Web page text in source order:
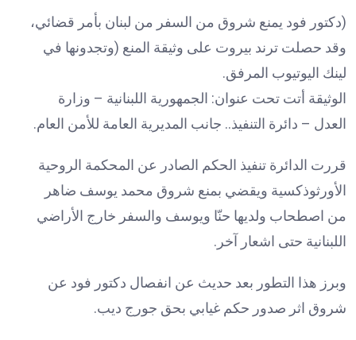
(دكتور فود يمنع شروق من السفر من لبنان بأمر قضائي،
وقد حصلت ترند بيروت على وثيقة المنع (وتجدونها في
لينك اليوتيوب المرفق.
الوثيقة أتت تحت عنوان: الجمهورية اللبنانية – وزارة
العدل – دائرة التنفيذ.. جانب المديرية العامة للأمن العام.
قررت الدائرة تنفيذ الحكم الصادر عن المحكمة الروحية
الأورثوذكسية ويقضي بمنع شروق محمد يوسف ضاهر
من اصطحاب ولديها حنّا ويوسف والسفر خارج الأراضي
اللبنانية حتى اشعار آخر.
وبرز هذا التطور بعد حديث عن انفصال دكتور فود عن
شروق اثر صدور حكم غيابي بحق جورج ديب.